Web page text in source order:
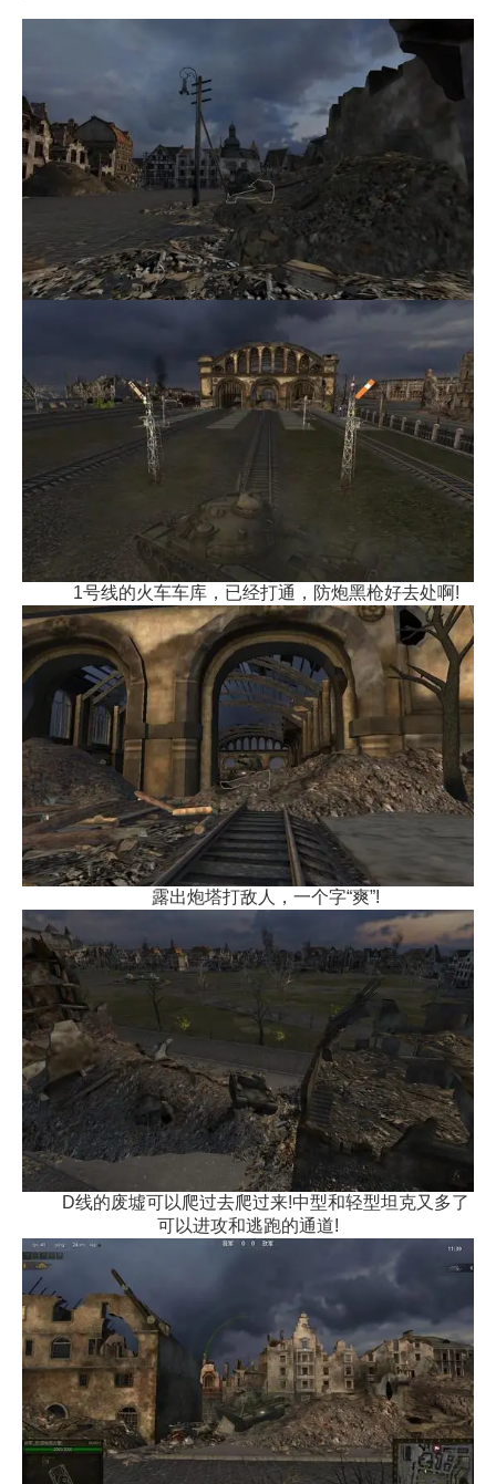
1号线的火车车库，已经打通，防炮黑枪好去处啊!
露出炮塔打敌人，一个字“爽”!
D线的废墟可以爬过去爬过来!中型和轻型坦克又多了
可以进攻和逃跑的通道!